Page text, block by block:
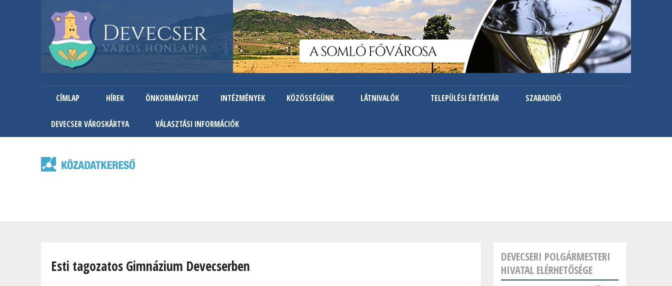
Ugrás
a
tartalomra
CÍMLAP HÍREK ÖNKORMÁNYZAT INTÉZMÉNYEK KÖZÖSSÉGÜNK LÁTNIVALÓK TELEPÜLÉSI ÉRTÉKTÁR SZABADIDŐ
DEVECSER VÁROSKÁRTYA VÁLASZTÁSI INFORMÁCIÓK
Esti tagozatos Gimnázium Devecserben
DEVECSERI POLGÁRMESTERI
HIVATAL ELÉRHETŐSÉGE